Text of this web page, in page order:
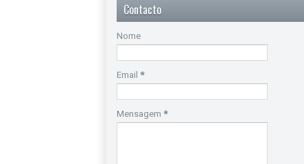
Contacto
Nome
Email *
Mensagem *